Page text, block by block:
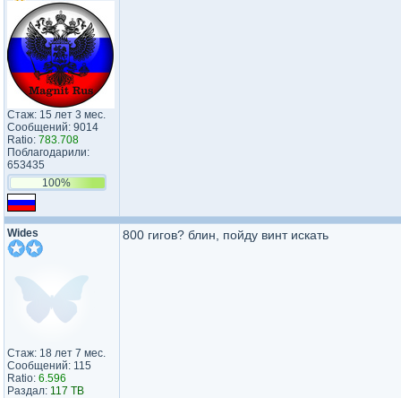
Стаж: 15 лет 3 мес.
Сообщений: 9014
Ratio: 783.708
Поблагодарили:
653435
100%
Wides
Стаж: 18 лет 7 мес.
Сообщений: 115
Ratio: 6.596
Раздал: 117 TB
800 гигов? блин, пойду винт искать